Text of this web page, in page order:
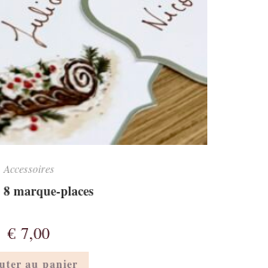
Accessoires
marque-places
€ 7,00
au panier